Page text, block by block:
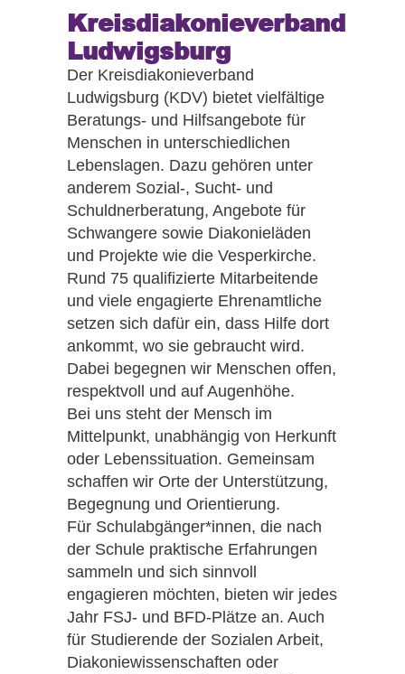
Kreisdiakonieverband
Ludwigsburg
Der Kreisdiakonieverband
Ludwigsburg (KDV) bietet vielfältige
Beratungs- und Hilfsangebote für
Menschen in unterschiedlichen
Lebenslagen. Dazu gehören unter
anderem Sozial-, Sucht- und
Schuldnerberatung, Angebote für
Schwangere sowie Diakonieläden
und Projekte wie die Vesperkirche.
Rund 75 qualifizierte Mitarbeitende
und viele engagierte Ehrenamtliche
setzen sich dafür ein, dass Hilfe dort
ankommt, wo sie gebraucht wird.
Dabei begegnen wir Menschen offen,
respektvoll und auf Augenhöhe.
Bei uns steht der Mensch im
Mittelpunkt, unabhängig von Herkunft
oder Lebenssituation. Gemeinsam
schaffen wir Orte der Unterstützung,
Begegnung und Orientierung.
Für Schulabgänger*innen, die nach
der Schule praktische Erfahrungen
sammeln und sich sinnvoll
engagieren möchten, bieten wir jedes
Jahr FSJ- und BFD-Plätze an. Auch
für Studierende der Sozialen Arbeit,
Diakoniewissenschaften oder